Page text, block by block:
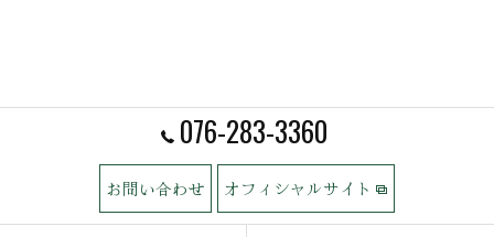
076-283-3360
お問い合わせ オフィシャルサイト